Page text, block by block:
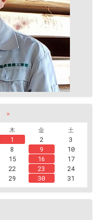
»
木 金
土
1
2
3
8 9
10
15 16
17
22 23
24
29 30 31